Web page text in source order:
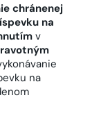
chránenej
na
v
na